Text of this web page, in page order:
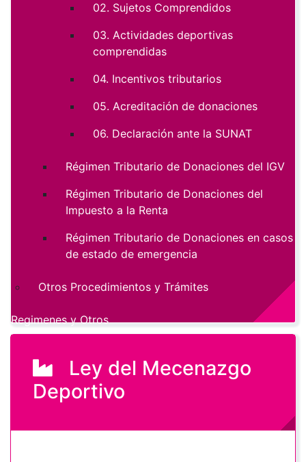
Ley del Mecenazgo
Deportivo
02. Sujetos Comprendidos
03. Actividades deportivas
comprendidas
04. Incentivos tributarios
05. Acreditación de donaciones
06. Declaración ante la SUNAT
Régimen Tributario de Donaciones del IGV
Régimen Tributario de Donaciones del
Impuesto a la Renta
Régimen Tributario de Donaciones en casos
de estado de emergencia
Otros Procedimientos y Trámites
Regimenes y Otros